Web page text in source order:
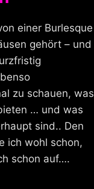
einer Burlesque
gehört – und
zu schauen, was
… und was
sind.. Den
ich wohl schon,
schon auf….